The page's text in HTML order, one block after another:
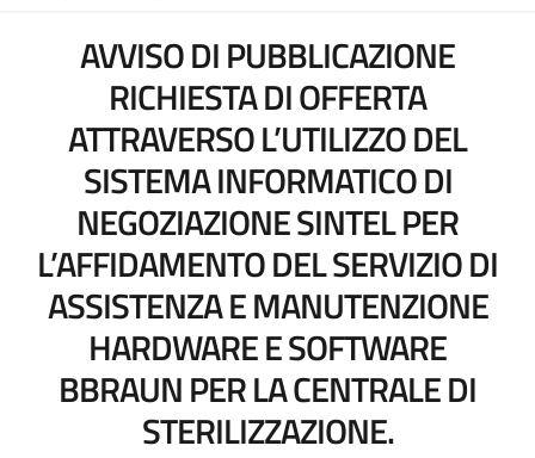
AVVISO DI PUBBLICAZIONE
RICHIESTA DI OFFERTA
ATTRAVERSO L’UTILIZZO DEL
SISTEMA INFORMATICO DI
NEGOZIAZIONE SINTEL PER
L’AFFIDAMENTO DEL SERVIZIO DI
ASSISTENZA E MANUTENZIONE
HARDWARE E SOFTWARE
BBRAUN PER LA CENTRALE DI
STERILIZZAZIONE.